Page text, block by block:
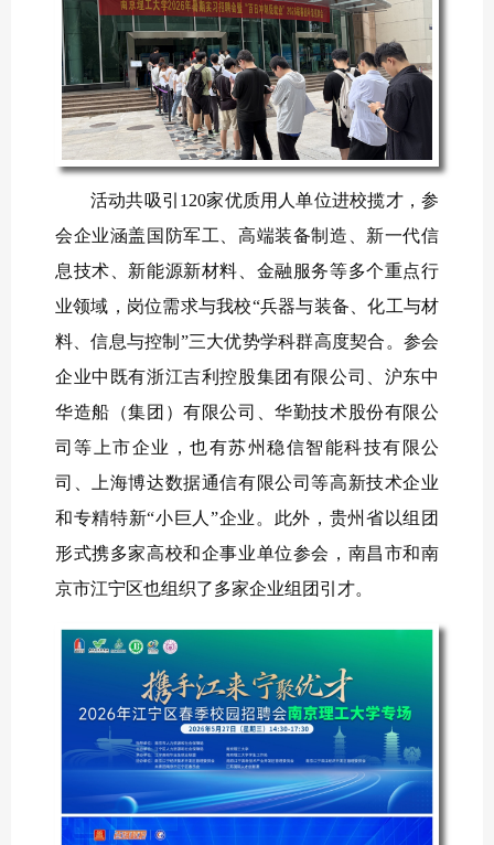
活动共吸引120家优质用人单位进校揽才，参
会企业涵盖国防军工、高端装备制造、新一代信
息技术、新能源新材料、金融服务等多个重点行
业领域，岗位需求与我校“兵器与装备、化工与材
料、信息与控制”三大优势学科群高度契合。参会
企业中既有浙江吉利控股集团有限公司、沪东中
华造船（集团）有限公司、华勤技术股份有限公
司等上市企业，也有苏州稳信智能科技有限公
司、上海博达数据通信有限公司等高新技术企业
和专精特新“小巨人”企业。此外，贵州省以组团
形式携多家高校和企事业单位参会，南昌市和南
京市江宁区也组织了多家企业组团引才。